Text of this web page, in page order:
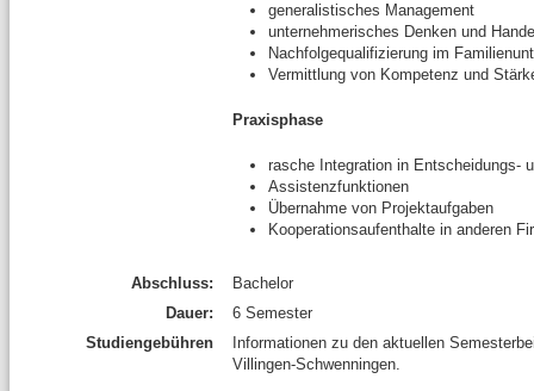
generalistisches Management
unternehmerisches Denken und
Nachfolgequalifizierung im
Vermittlung von Kompetenz und
Praxisphase
rasche Integration in Entscheidungs-
Assistenzfunktionen
Übernahme von Projektaufgaben
Kooperationsaufenthalte in anderen
Abschluss:
Bachelor
Dauer:
6 Semester
Studiengebühren
Informationen zu den aktuellen
Villingen-Schwenningen.